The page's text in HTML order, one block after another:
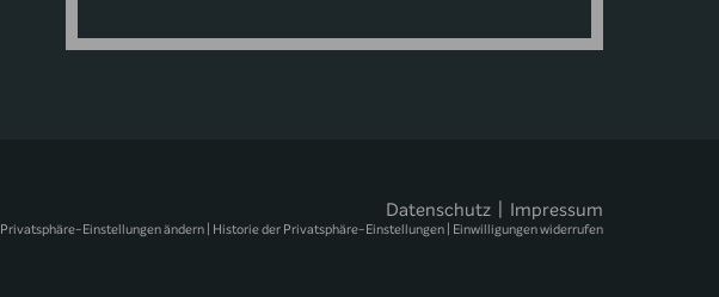
Datenschutz Impressum
Privatsphäre-Einstellungen ändern Historie der Privatsphäre-Einstellungen Einwilligungen widerrufen